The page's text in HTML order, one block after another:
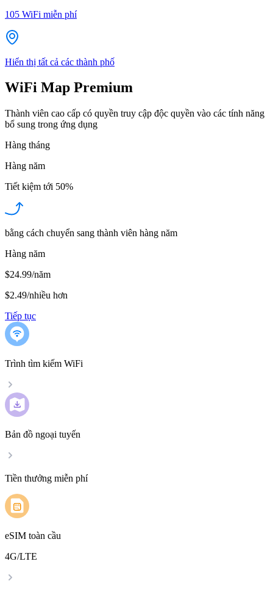
105 WiFi miễn phí
Hiển thị tất cả các thành phố
WiFi Map Premium
Thành viên cao cấp có quyền truy cập độc quyền vào các tính năng
bổ sung trong ứng dụng
Hàng tháng
Hàng năm
Tiết kiệm tới 50%
bằng cách chuyển sang thành viên hàng năm
Hàng năm
$24.99/năm
$2.49/nhiều hơn
Tiếp tục
Trình tìm kiếm WiFi
Bản đồ ngoại tuyến
Tiền thưởng miễn phí
eSIM toàn cầu
4G/LTE